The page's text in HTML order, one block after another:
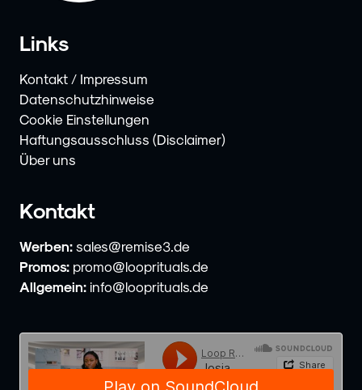
Links
Kontakt / Impressum
Datenschutzhinweise
Cookie Einstellungen
Haftungsausschluss (Disclaimer)
Über uns
Kontakt
Werben: sales@remise3.de
Promos: promo@looprituals.de
Allgemein: info@looprituals.de